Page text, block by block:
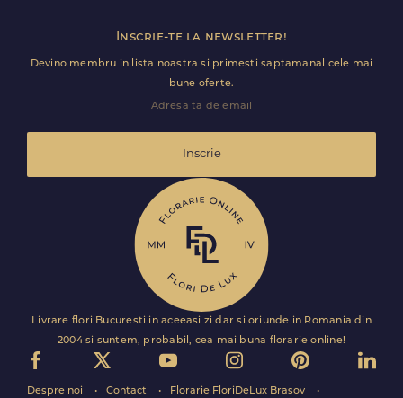
Inscrie-te la newsletter!
Devino membru in lista noastra si primesti saptamanal cele mai
bune oferte.
Inscrie
Livrare flori Bucuresti in aceeasi zi dar si oriunde in Romania din
2004 si suntem, probabil, cea mai buna florarie online!
Despre noi Contact Florarie FloriDeLux Brasov